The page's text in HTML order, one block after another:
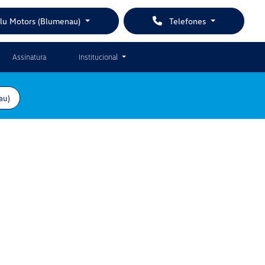
Telefones
Motors (Blumenau)
Assinatura Institucional